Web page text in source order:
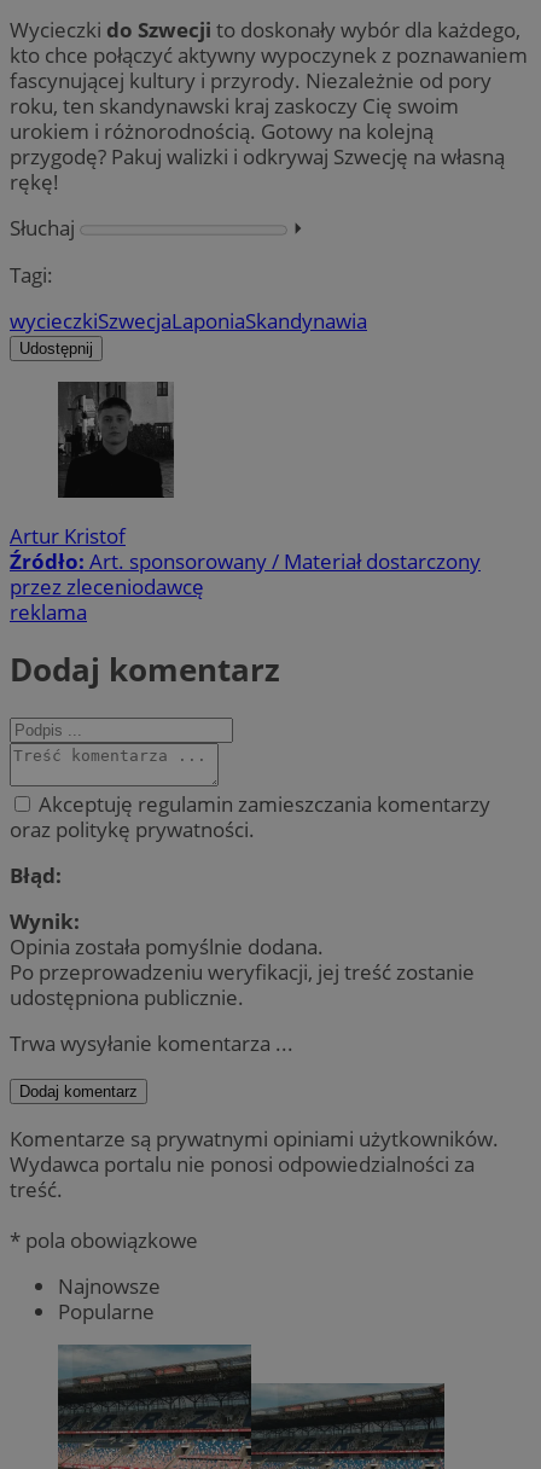
Wycieczki do Szwecji to doskonały wybór dla każdego,
kto chce połączyć aktywny wypoczynek z poznawaniem
fascynującej kultury i przyrody. Niezależnie od pory
roku, ten skandynawski kraj zaskoczy Cię swoim
urokiem i różnorodnością. Gotowy na kolejną
przygodę? Pakuj walizki i odkrywaj Szwecję na własną
rękę!
Słuchaj
⏵︎
Tagi:
wycieczkiSzwecjaLaponiaSkandynawia
Udostępnij
Artur Kristof
Źródło: Art. sponsorowany / Materiał dostarczony
przez zleceniodawcę
reklama
Dodaj komentarz
Akceptuję regulamin zamieszczania komentarzy
oraz politykę prywatności.
Błąd:
Wynik:
Opinia została pomyślnie dodana.
Po przeprowadzeniu weryfikacji, jej treść zostanie
udostępniona publicznie.
Trwa wysyłanie komentarza ...
Dodaj komentarz
Komentarze są prywatnymi opiniami użytkowników.
Wydawca portalu nie ponosi odpowiedzialności za
treść.
* pola obowiązkowe
Najnowsze
Popularne